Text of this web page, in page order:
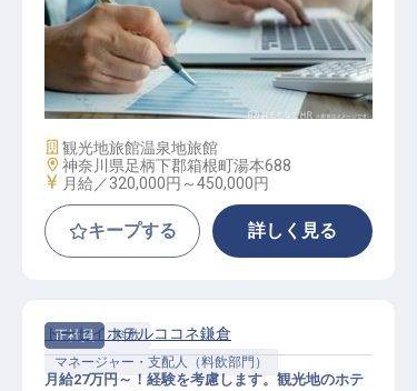
社内DX化兼予約係
施設業態
観光地旅館温泉地旅館
勤務地
神奈川県足柄下郡箱根町湯本688
給与
月給／320,000円～450,000円
キープする 詳しく見る
正社員
料飲
マネージャー・支配人（料飲部門）
トーセイホテルココネ鎌倉
月給27万円～！経験を考慮します。観光地のホテ